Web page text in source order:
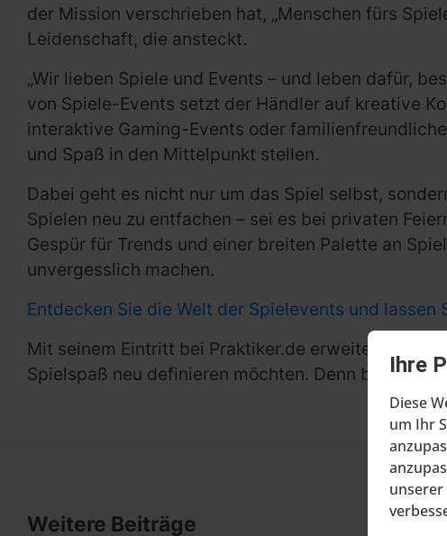
Ihre
Diese
um Ihr
unserer
der Mission verschrieben hat, „Menschen fürs
Leidenschaft, die ansteckt.
„Wir lieben Spiele und Events – und leben dafür,
von Spiele-Events setzt der Händler auf kreative
interaktive Gaming-Events oder
und Spaß in den Mittelpunkt stellen.
Dabei geht es nicht nur um das Spiel selbst,
Spielen neu zu entfachen – sei es bei privaten
Gespür für Trends und einer breiten Palette an
unvergesslich machen.
Entdecken Sie die Welt der Spielevents und
Mit seinem Eintritt bei Praktiker.de erweitert
Spielspaß neu definieren möchten. Denn bei
Weitere Beiträge